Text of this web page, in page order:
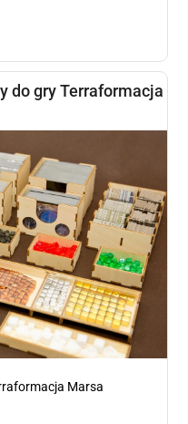
do gry Terraformacja
Marsa